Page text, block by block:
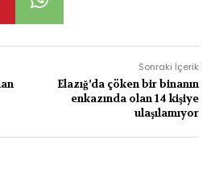
Sonraki İçerik
Elazığ’da çöken bir binanın
enkazında olan 14 kişiye
ulaşılamıyor